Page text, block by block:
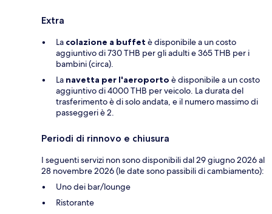
Extra
La colazione a buffet è disponibile a un costo
aggiuntivo di 730 THB per gli adulti e 365 THB per i
bambini (circa).
La navetta per l'aeroporto è disponibile a un costo
aggiuntivo di 4000 THB per veicolo. La durata del
trasferimento è di solo andata, e il numero massimo di
passeggeri è 2.
Periodi di rinnovo e chiusura
I seguenti servizi non sono disponibili dal 29 giugno 2026 al
28 novembre 2026 (le date sono passibili di cambiamento):
Uno dei bar/lounge
Ristorante